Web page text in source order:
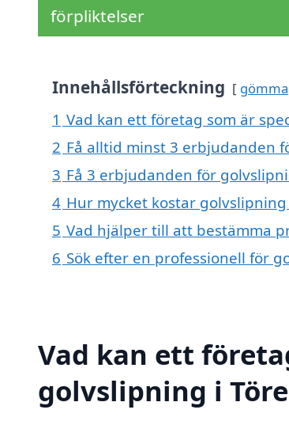
förpliktelser
Innehållsförteckning gömma
1 Vad kan ett företag som är
2 Få alltid minst 3 erbjudanden
3 Få 3 erbjudanden för
4 Hur mycket kostar golvslipning
5 Vad hjälper till att bestämma
6 Sök efter en professionell för
Vad kan ett
golvslipning i